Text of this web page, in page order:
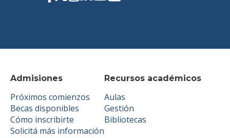
Admisiones
Próximos comienzos
Becas disponibles
Cómo inscribirte
Solicitá más información
Recursos académicos
Aulas
Gestión
Bibliotecas